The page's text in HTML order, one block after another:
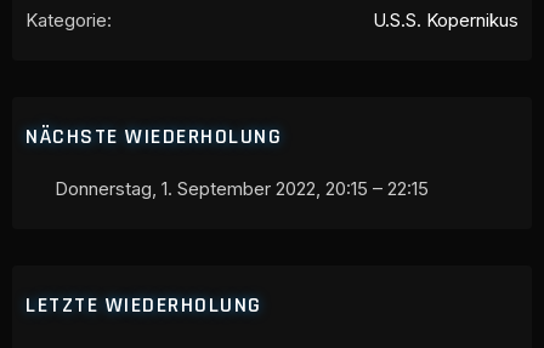
Kategorie
U.S.S. Kopernikus
NÄCHSTE WIEDERHOLUNG
Donnerstag, 1. September 2022, 20:15 – 22:15
LETZTE WIEDERHOLUNG